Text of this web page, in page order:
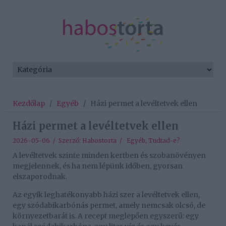
Kezdőlap / Egyéb / Házi permet a levéltetvek ellen
Házi permet a levéltetvek ellen
2026-05-06 / Szerző: Habostorta / Egyéb, Tudtad-e?
A levéltetvek szinte minden kertben és szobanövényen
megjelennek, és ha nem lépünk időben, gyorsan
elszaporodnak.
Az egyik leghatékonyabb házi szer a levéltetvek ellen,
egy szódabikarbónás permet, amely nemcsak olcsó, de
környezetbarát is. A recept meglepően egyszerű: egy